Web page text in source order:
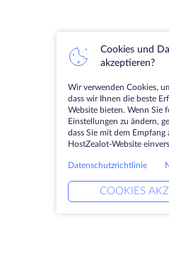
Cookies und
akzeptieren?
Wir verwenden Cookies,
dass wir Ihnen die beste
Website bieten. Wenn Sie
Einstellungen zu ändern,
dass Sie mit dem Empfang
HostZealot-Website
Datenschutzrichtlinie
COOKIES